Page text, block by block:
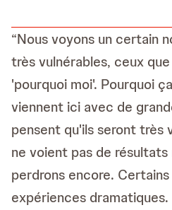
“Nous voyons un certain
très vulnérables, ceux
'pourquoi moi'. Pourquoi
viennent ici avec de
pensent qu'ils seront très
ne voient pas de
perdrons encore.
expériences